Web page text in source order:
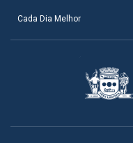
Cada Dia Melhor